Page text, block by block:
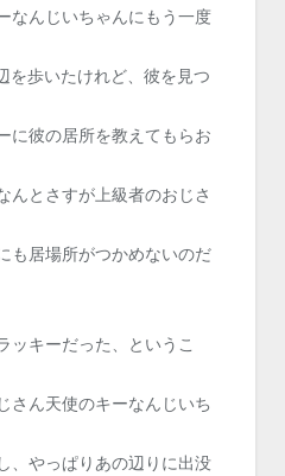
なんじいちゃんにもう一度
を歩いたけれど、彼を見つ
に彼の居所を教えてもらお
んとさすが上級者のおじさ
も居場所がつかめないのだ
ッキーだった、というこ
さん天使のキーなんじいち
、やっぱりあの辺りに出没